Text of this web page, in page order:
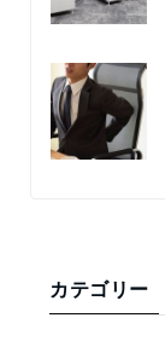
カテゴリー